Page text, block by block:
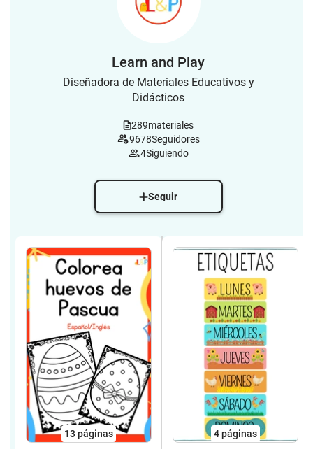
Learn and Play
Diseñadora de Materiales Educativos y
Didácticos
289materiales
9678Seguidores
4Siguiendo
Seguir
13 páginas 4páginas